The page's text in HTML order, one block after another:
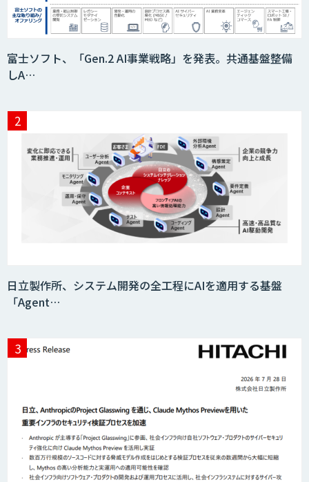
富士ソフト、「Gen.2 AI事業戦略」を発表。共通基盤整備
しA…
日立製作所、システム開発の全工程にAIを適用する基盤
「Agent…